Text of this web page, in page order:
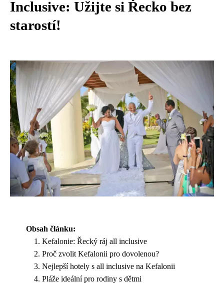
Inclusive: Užijte si Řecko bez
starostí!
Obsah článku:
Kefalonie: Řecký ráj all inclusive
Proč zvolit Kefalonii pro dovolenou?
Nejlepší hotely s all inclusive na Kefalonii
Pláže ideální pro rodiny s dětmi